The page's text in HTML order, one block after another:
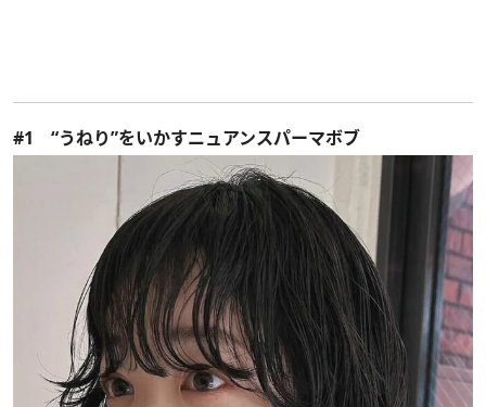
#1 “うねり”をいかすニュアンスパーマボブ